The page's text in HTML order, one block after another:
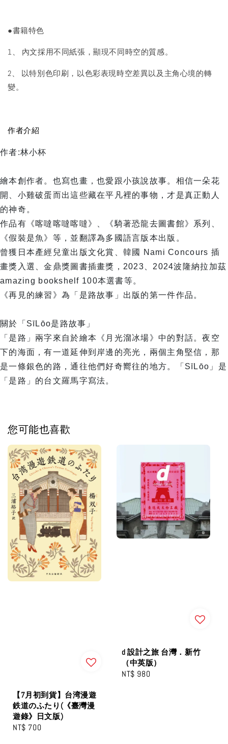
●書籍特色
1、 內文採用不同紙張，顯現不同時空的質感。
2、 以特別色印刷，以色彩表現時空差異以及主角心境的轉
變。
作者介紹
作者:林小杯
繪本創作者。也寫也畫，也愛跟小孩說故事。相信一朵花
開、小雞破蛋而出這些藏在平凡裡的事物，才是真正動人
的神奇。
作品有《喀噠喀噠喀噠》、《騎著恐龍去圖書館》系列、
《假裝是魚》等，並翻譯為多國語言版本出版。
曾獲日本產經兒童出版文化賞、韓國 Nami Concours 插
畫獎入選、金鼎獎圖書插畫獎，2023、2024波隆納拉加茲
amazing bookshelf 100本選書等。
《再見的練習》為「是路故事」出版的第一件作品。
關於「SīLōo是路故事」
「是路」兩字來自於繪本《月光溜冰場》中的對話。夜空
下的海面，有一道延伸到岸邊的亮光，兩個主角堅信，那
是一條銀色的路，通往他們好奇嚮往的地方。「SīLōo」是
「是路」的台文羅馬字寫法。
您可能也喜歡
【7月初到貨】台湾漫遊
鉄道のふたり(《臺灣漫
遊錄》日文版)
Regular
NT$ 700
d 設計之旅 台灣．新⽵
（中英版）
Regular
NT$ 980